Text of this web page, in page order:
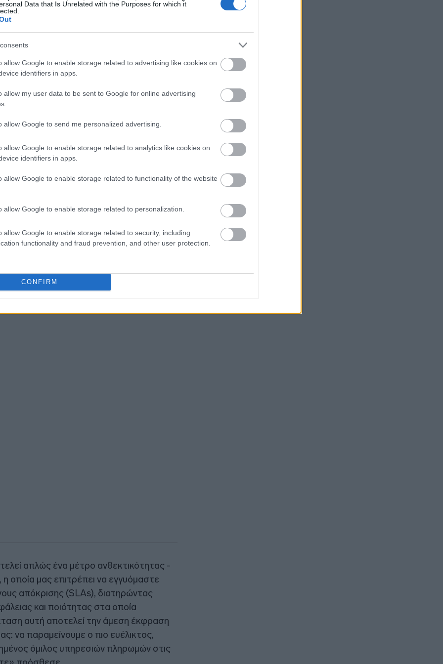
Data that Is Unrelated with the Purposes for which it
allow Google to enable storage related to advertising like cookies on
identifiers in apps.
allow my user data to be sent to Google for online advertising
allow Google to send me personalized advertising.
allow Google to enable storage related to analytics like cookies on
identifiers in apps.
allow Google to enable storage related to functionality of the website
allow Google to enable storage related to personalization.
allow Google to enable storage related to security, including
functionality and fraud prevention, and other user protection.
CONFIRM
σταθερά κορυφαία ποιότητα σε όλες
τους χρόνους αποστολής προς τις
οι τελικοί πελάτες παραλαμβάνουν τις
ταχύτερα από ποτέ.
στο Salt Lake City αποτελεί την πλέον
της Εταιρίας στους συνεργάτες
που ανεβάζουν τον πήχη της
του πελάτη στο επίκεντρο.
και Διευθύνων Σύμβουλος του
στη στρατηγική ανάπτυξης στις
τις πλέον δυναμικές και απαιτητικές
και η δέσμευσή μας σε αυτήν
διπλές εγκαταστάσεις και στις δύο
ανάγκες των συνεργατών μας,
για το μέλλον (future-proofing), ώστε
γενιά της ψηφιακής τραπεζικής, την
των εκδοτών καρτών».
απλώς ένα μέτρο ανθεκτικότητας -
οποία μας επιτρέπει να εγγυόμαστε
απόκρισης (SLAs), διατηρώντας
και ποιότητας στα οποία
αυτή αποτελεί την άμεση έκφραση
να παραμείνουμε ο πιο ευέλικτος,
όμιλος υπηρεσιών πληρωμών στις
της επέκτασης του Μετρό
19:47 Ο ΟΤΕ στους δείκτες FTSE4Good για
18η συνεχόμενη χρονιά
Νέος γύρος χρηματοδότησης 8 δισ.
δολαρίων για τη DeepSeek
άνω των 1,3 δισ. ευρώ φέτος -
Επιταχύνει την ανάπτυξη, μεταθέτει
Στα πράσινα οι ευρωαγορές - Νέο
Πυρκαγιές: 325 αυτοψίες στις
κτίρια σε Δυτ. Αττική και Ρέθυμνο